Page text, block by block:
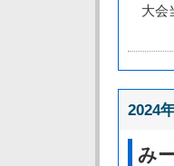
大会
2024
み